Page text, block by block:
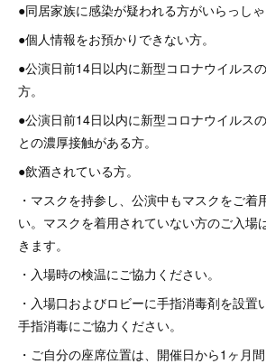
●同居家族に感染が疑われる方がいらっしゃ
●個人情報をお預かりできない方。
●公演日前14日以内に新型コロナウイルス
方。
●公演日前14日以内に新型コロナウイルス
との濃厚接触がある方。
●飲酒されている方。
・マスクを持参し、公演中もマスクをご着
い。マスクを着用されていない方のご入場
きます。
・入場時の検温にご協力ください。
・入場口およびロビーに手指消毒剤を設置
手指消毒にご協力ください。
・ご自分の座席位置は、開催日から1ヶ月